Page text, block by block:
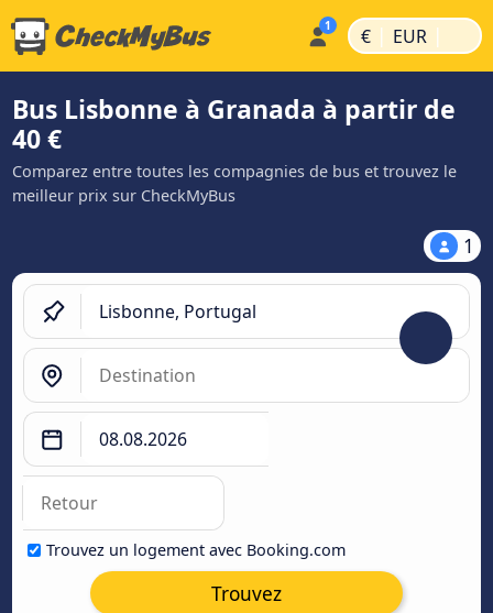
€ | EUR |
Bus Lisbonne à Granada à partir de
40 €
Comparez entre toutes les compagnies de bus et trouvez le
meilleur prix sur CheckMyBus
1
Trouvez un logement avec Booking.com
Trouvez